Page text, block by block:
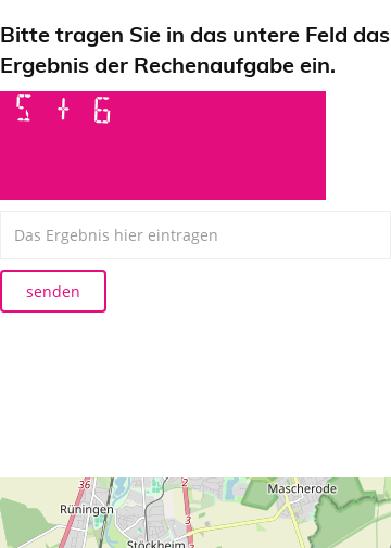
Bitte tragen Sie in das untere Feld das
Ergebnis der Rechenaufgabe ein.